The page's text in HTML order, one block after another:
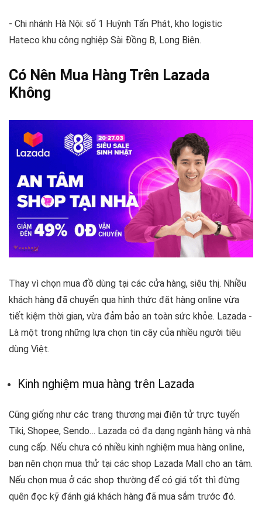
- Chi nhánh Hà Nội: số 1 Huỳnh Tấn Phát, kho logistic
Hateco khu công nghiệp Sài Đồng B, Long Biên.
Có Nên Mua Hàng Trên Lazada
Không
Thay vì chọn mua đồ dùng tại các cửa hàng, siêu thị. Nhiều
khách hàng đã chuyển qua hình thức đặt hàng online vừa
tiết kiệm thời gian, vừa đảm bảo an toàn sức khỏe. Lazada -
Là một trong những lựa chọn tin cậy của nhiều người tiêu
dùng Việt.
Kinh nghiệm mua hàng trên Lazada
Cũng giống như các trang thương mại điện tử trực tuyến
Tiki, Shopee, Sendo… Lazada có đa dạng ngành hàng và nhà
cung cấp. Nếu chưa có nhiều kinh nghiệm mua hàng online,
bạn nên chọn mua thử tại các shop Lazada Mall cho an tâm.
Nếu chọn mua ở các shop thường để có giá tốt thì đừng
quên đọc kỹ đánh giá khách hàng đã mua sắm trước đó.